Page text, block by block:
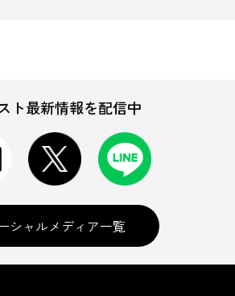
ト最新情報を配信中
シャルメディア一覧